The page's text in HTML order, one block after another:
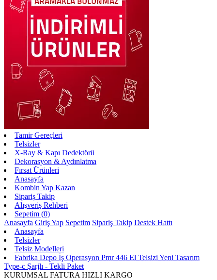
Tamir Gereçleri
Telsizler
X-Ray & Kapı Dedektörü
Dekorasyon & Aydınlatma
Fırsat Ürünleri
Anasayfa
Kombin Yap Kazan
Sipariş Takip
Alışveriş Rehberi
Sepetim (0)
Anasayfa Giriş Yap Sepetim Sipariş Takip Destek Hattı
Anasayfa
Telsizler
Telsiz Modelleri
Fabrika Depo İş Operasyon Pmr 446 El Telsizi Yeni Tasarım
Type-c Şarjlı - Tekli Paket
KURUMSAL FATURA HIZLI KARGO